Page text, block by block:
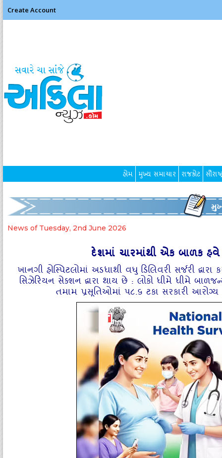
Create Account
હોમ મુખ્ય સમાચાર રાજકોટ
News of Tuesday, 2nd June 2026
દેશમાં ચારમાંથી એક બાળક
ખાનગી હોસ્‍પિટલોમાં અડધાથી વધુ ડિલિવરી સર્જરી
સિઝેરિયન સેક્‍શન દ્વારા થાય છે : લોકો ધીમે ધીમે
તમામ પ્રસૂતિઓમાં ૫૮.૬ ટકા સરકારી